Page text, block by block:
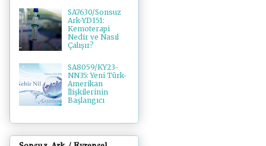
SA7630/Sonsuz
Ark-YD151:
Kemoterapi
Nedir ve Nasıl
Çalışır?
SA8059/KY23-
NN35: Yeni Türk-
Amerikan
İlişkilerinin
Başlangıcı